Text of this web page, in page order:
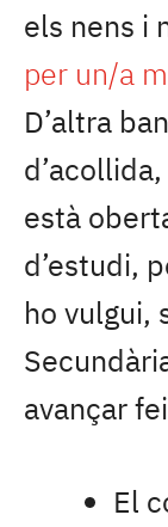
els nens i
per un/a
D’altra
està
d’estudi,
ho vulgui,
avançar
El